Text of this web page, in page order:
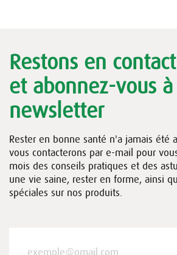
Restons en contact
et abonnez-vous
newsletter
Rester en bonne santé n'a jamais été
vous contacterons par e-mail pour
mois des conseils pratiques et des
une vie saine, rester en forme, ainsi
spéciales sur nos produits.